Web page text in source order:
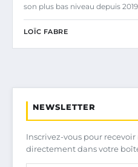
son plus bas niveau depuis 2019.
LOÏC FABRE
NEWSLETTER
Inscrivez-vous pour
directement dans votre